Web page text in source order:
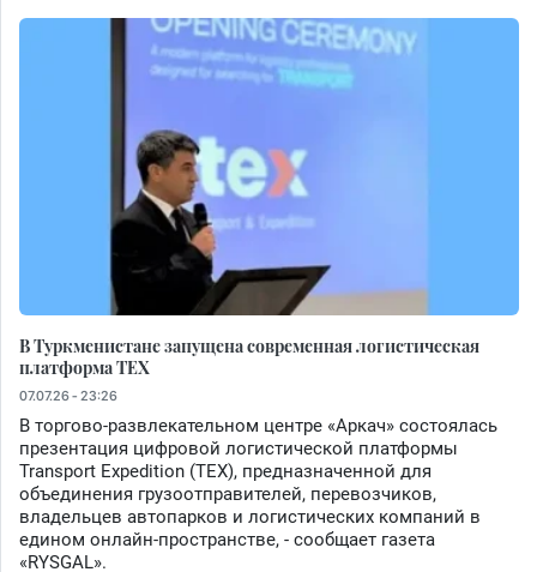
В Туркменистане запущена современная логистическая
платформа TEX
07.07.26 - 23:26
В торгово-развлекательном центре «Аркач» состоялась
презентация цифровой логистической платформы
Transport Expedition (TEX), предназначенной для
объединения грузоотправителей, перевозчиков,
владельцев автопарков и логистических компаний в
едином онлайн-пространстве, - сообщает газета
«RYSGAL».